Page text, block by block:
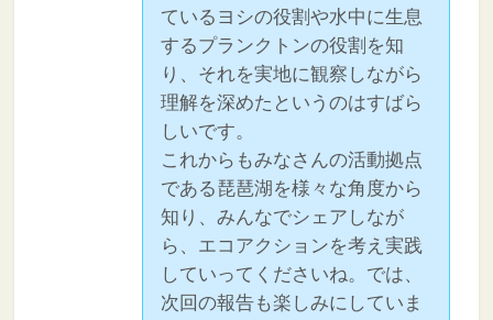
ているヨシの役割や水中に生息
するプランクトンの役割を知
り、それを実地に観察しながら
理解を深めたというのはすばら
しいです。
これからもみなさんの活動拠点
である琵琶湖を様々な角度から
知り、みんなでシェアしなが
ら、エコアクションを考え実践
していってくださいね。では、
次回の報告も楽しみにしていま